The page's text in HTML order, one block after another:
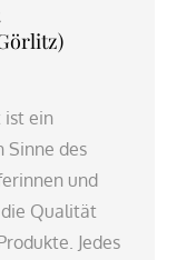
ist ein
Sinne des
und
Qualität
Jedes